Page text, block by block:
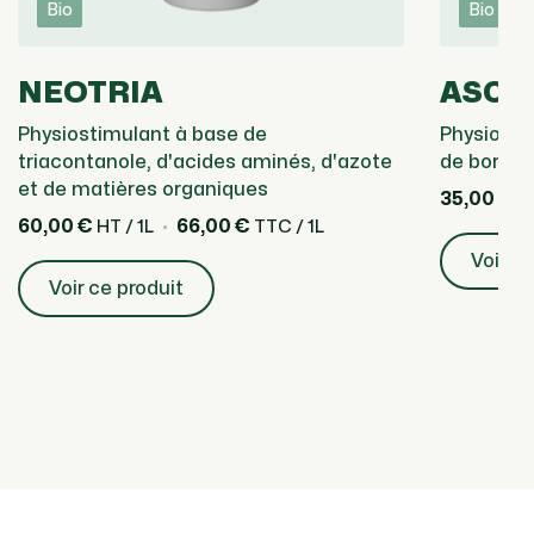
Bio
NEOTRIA
Physiostimulant à base de
triacontanole, d'acides aminés, d'azote
et de matières organiques
60,00 € HT / 1L 66,00 € TTC / 1L
Voir ce produit
Bio
Physio
de bore,
35,00 €
Voir